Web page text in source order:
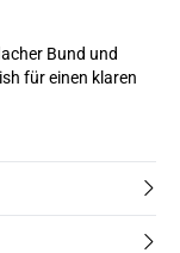
Bund und
für einen klaren